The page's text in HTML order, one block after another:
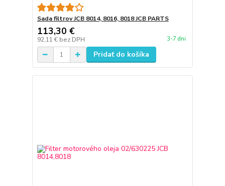
Sada filtrov JCB 8014, 8016, 8018 JCB PARTS
113,30 €
92,11 € bez DPH 3-7 dni
Pridať do košíka